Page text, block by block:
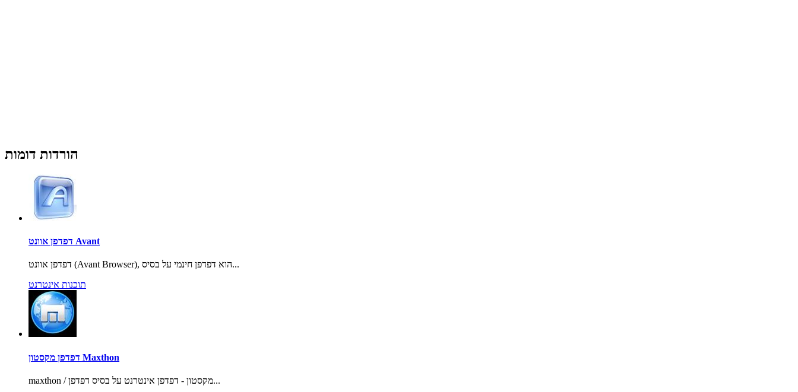
הורדות דומות
דפדפן אוונט Avant
דפדפן אוונט (Avant Browser), הוא דפדפן חינמי על בסיס...
תוכנות אינטרנט
דפדפן מקסטון Maxthon
maxthon / מקסטון - דפדפן אינטרנט על בסיס דפדפן...